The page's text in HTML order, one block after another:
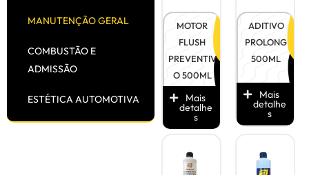
MANUTENÇÃO GERAL
COMBUSTÃO E
ADMISSÃO
ESTÉTICA AUTOMOTIVA
MOTOR
FLUSH
PREVENTIV
O 500ML
Mais
detalhe
s
ADITIVO
PROLONG
500ML
Mais
detalhe
s